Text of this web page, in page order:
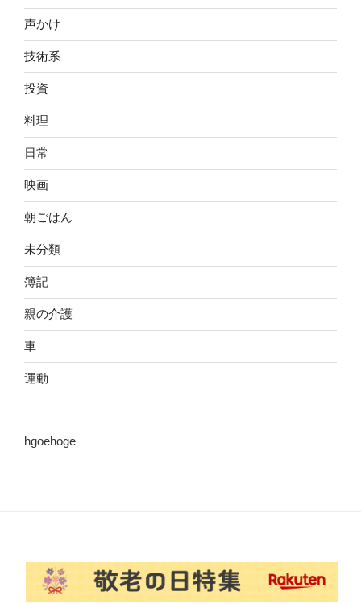
声かけ
技術系
投資
料理
日常
映画
朝ごはん
未分類
簿記
親の介護
車
運動
hgoehoge